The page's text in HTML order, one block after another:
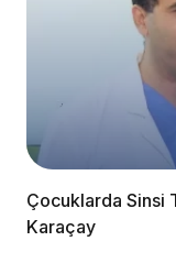
Çocuklarda Sinsi
Karaçay